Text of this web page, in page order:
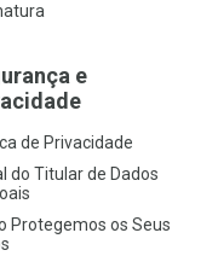
e
de Privacidade
do Titular de Dados
Protegemos os Seus